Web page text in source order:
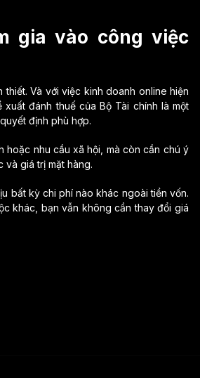
gia vào công việc
Và với việc kinh doanh online hiện
đánh thuế của Bộ Tài chính là một
định phù hợp.
hoặc nhu cầu xã hội, mà còn cần chú ý
giá trị mặt hàng.
bất kỳ chi phí nào khác ngoài tiền vốn.
khác, bạn vẫn không cần thay đổi giá